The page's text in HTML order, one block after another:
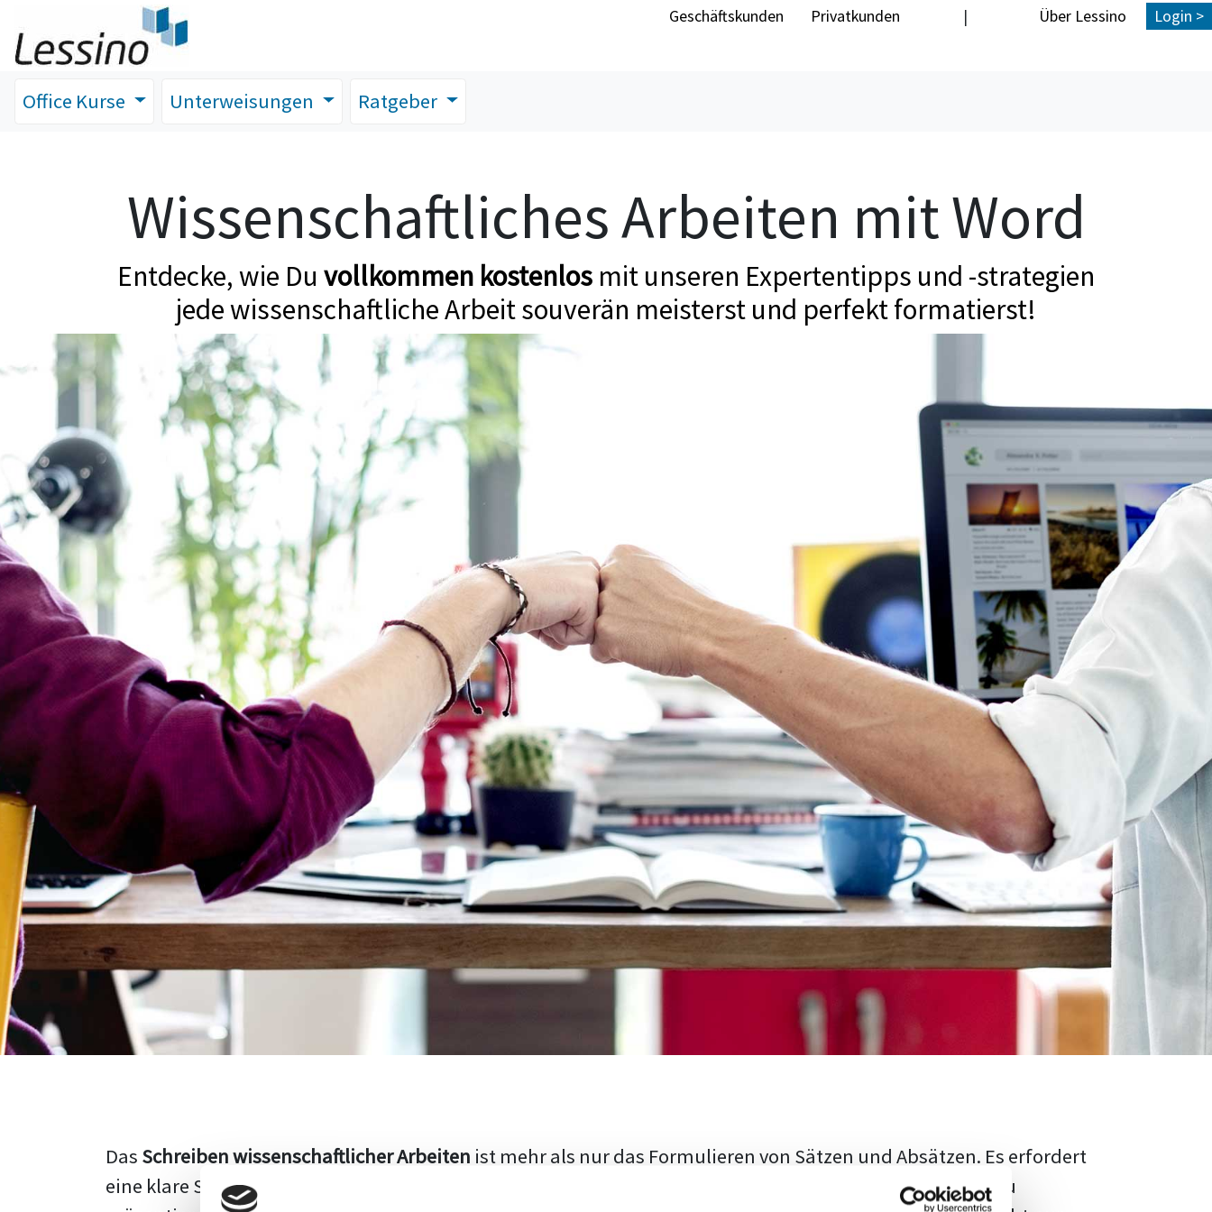
Geschäftskunden Privatkunden | Über Lessino Login >
Office Kurse Unterweisungen Ratgeber
Wissenschaftliches Arbeiten mit Word
Entdecke, wie Du vollkommen kostenlos mit unseren Expertentipps und -strategien
jede wissenschaftliche Arbeit souverän meisterst und perfekt formatierst!
Das Schreiben wissenschaftlicher Arbeiten ist mehr als nur das Formulieren von Sätzen und Absätzen. Es erfordert
eine klare Struktur, einen logischen Aufbau und die Fähigkeit, den aktuellen Forschungsstand adäquat zu